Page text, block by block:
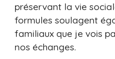
préservant la vie
formules soulagent
familiaux que je vois
nos échanges.